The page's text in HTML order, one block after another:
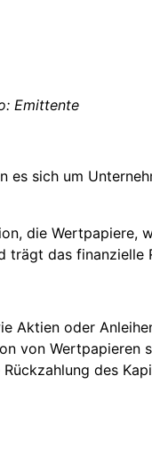
Emittente
es sich um
die Wertpapiere,
trägt das finanzielle
Aktien oder
von Wertpapieren
des